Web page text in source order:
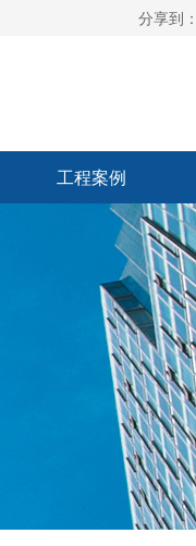
工程案例
工程案例
分享到：